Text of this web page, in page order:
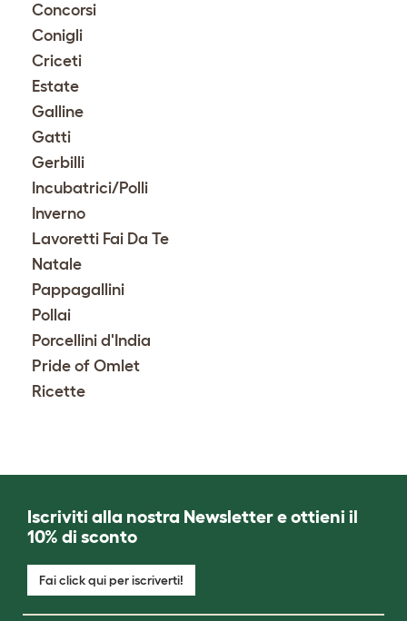
Concorsi
Conigli
Criceti
Estate
Galline
Gatti
Gerbilli
Incubatrici/Polli
Inverno
Lavoretti Fai Da Te
Natale
Pappagallini
Pollai
Porcellini d'India
Pride of Omlet
Ricette
Iscriviti alla nostra Newsletter e ottieni il
10% di sconto
Fai click qui per iscriverti!